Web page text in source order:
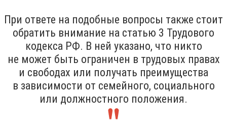
При ответе на подобные вопросы также стоит
обратить внимание на статью 3 Трудового
кодекса РФ. В ней указано, что никто
не может быть ограничен в трудовых правах
и свободах или получать преимущества
в зависимости от семейного, социального
или должностного положения.